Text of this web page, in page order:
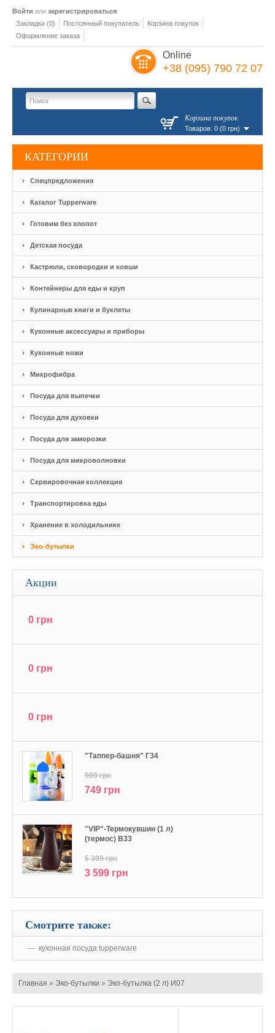
Войти или зарегистрироваться
Закладки (0)
Постоянный покупатель
Корзина покупок
Оформление заказа
Online
+38 (095) 790 72 07
Корзина покупок
Товаров: 0 (0 грн)
КАТЕГОРИИ
Спецпредложения
Каталог Tupperware
Готовим без хлопот
Детская посуда
Кастрюли, сковородки и ковши
Контейнеры для еды и круп
Кулинарные книги и буклеты
Кухонные аксессуары и приборы
Кухонные ножи
Микрофибра
Посуда для выпечки
Посуда для духовки
Посуда для заморозки
Посуда для микроволновки
Сервировочная коллекция
Транспортировка еды
Хранение в холодильнике
Эко-бутылки
Акции
0 грн
0 грн
0 грн
"Tаппер-башня" Г34
999 грн
749 грн
"VIP"-Термокувшин (1 л)
(термос) В33
5 399 грн
3 599 грн
Смотрите также:
кухонная посуда tupperware
Главная » Эко-бутылки » Эко-бутылка (2 л) И07